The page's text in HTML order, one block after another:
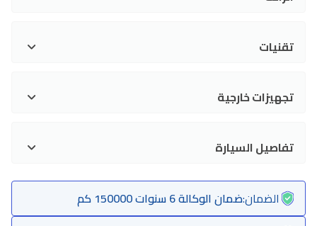
تقنيات
تجهيزات خارجية
تفاصيل السيارة
الضمان:ضمان الوكالة 6 سنوات 150000 كم